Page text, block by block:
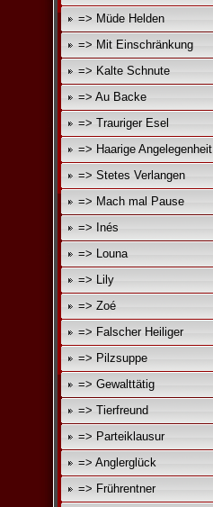
=> Müde Helden
=> Mit Einschränkung
=> Kalte Schnute
=> Au Backe
=> Trauriger Esel
=> Haarige Angelegenheit
=> Stetes Verlangen
=> Mach mal Pause
=> Inés
=> Louna
=> Lily
=> Zoé
=> Falscher Heiliger
=> Pilzsuppe
=> Gewalttätig
=> Tierfreund
=> Parteiklausur
=> Anglerglück
=> Frührentner